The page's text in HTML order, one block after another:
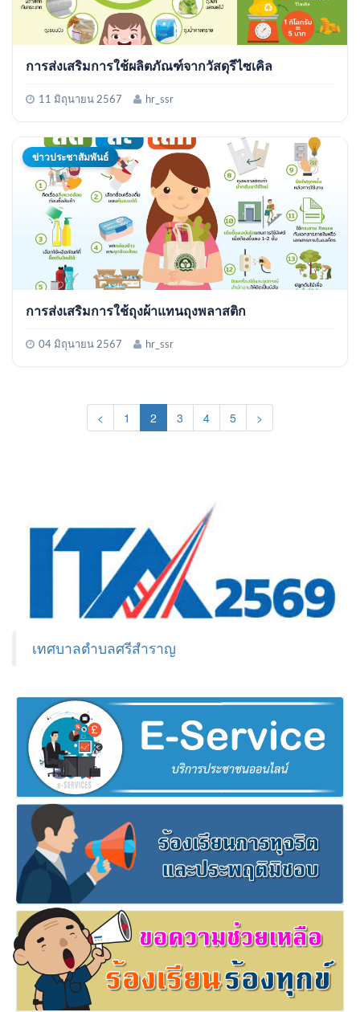
การส่งเสริมการใช้ผลิตภัณฑ์จากวัสดุรีไซเคิล
11 มิถุนายน 2567 hr_ssr
ข่าวประชาสัมพันธ์
การส่งเสริมการใช้ถุงผ้าแทนถุงพลาสติก
04 มิถุนายน 2567 hr_ssr
< 1 2 (current)
3 4 5 >
เทศบาลตำบลศรีสำราญ